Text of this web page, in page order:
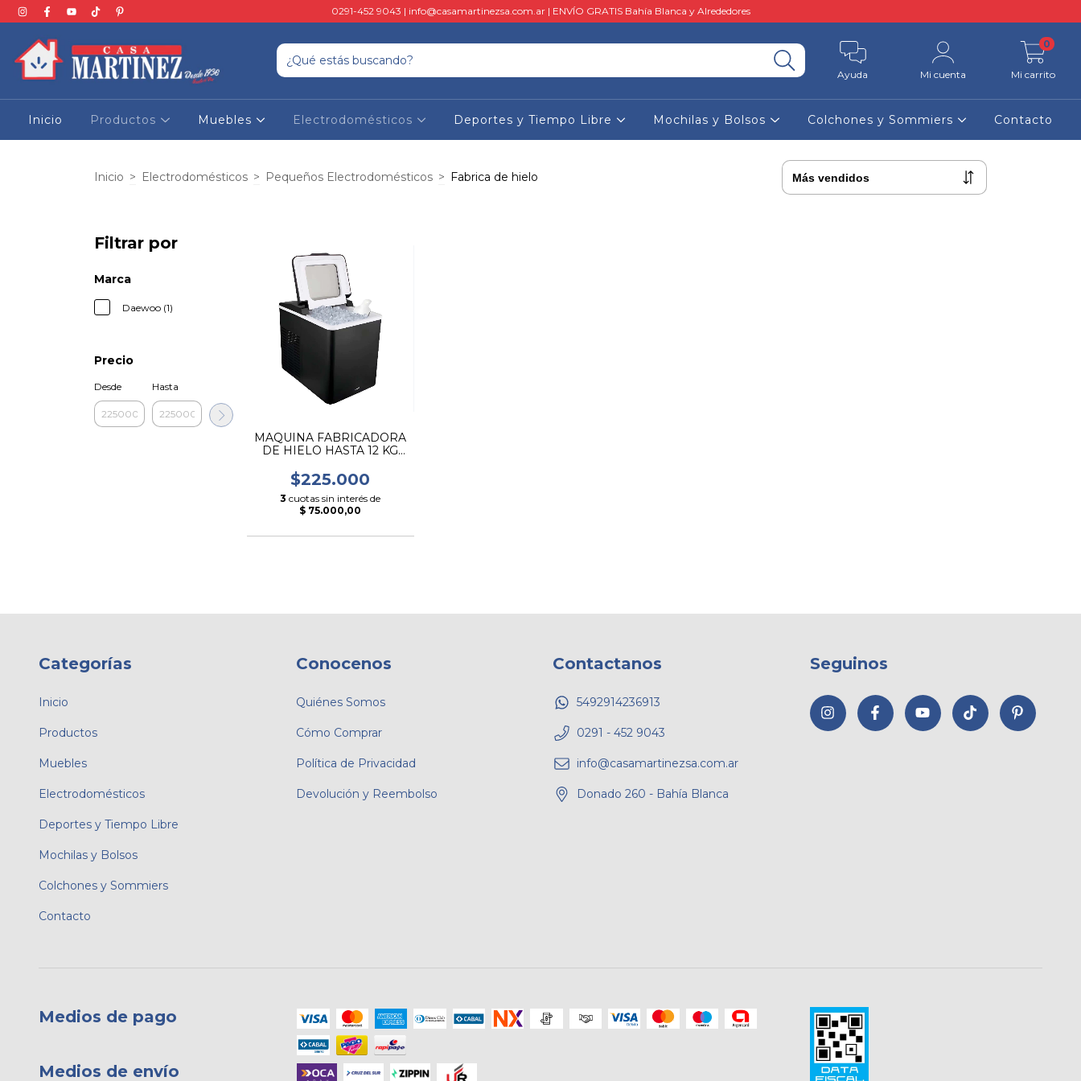
0291-452 9043 | info@casamartinezsa.com.ar| ENVÍO GRATIS Bahía Blanca y Alrededores
Ayuda Mi cuenta Mi carrito
0
Inicio Productos Muebles Electrodomésticos Deportes y Tiempo Libre Mochilas y Bolsos Colchones y Sommiers Contacto
Inicio > Electrodomésticos > Pequeños Electrodomésticos > Fabrica de hielo
Filtrar por
Marca
Daewoo (1)
Precio
Desde Hasta
MAQUINA FABRICADORA
DE HIELO HASTA 12 KG
$225.000
3 cuotas sin interés de
$ 75.000,00
Categorías
Inicio
Productos
Muebles
Electrodomésticos
Deportes y Tiempo Libre
Mochilas y Bolsos
Colchones y Sommiers
Contacto
Conocenos
Quiénes Somos
Cómo Comprar
Política de Privacidad
Devolución y Reembolso
Contactanos
5492914236913
0291 - 452 9043
info@casamartinezsa.com.ar
Donado 260 - Bahía Blanca
Seguinos
Medios de pago
Medios de envío